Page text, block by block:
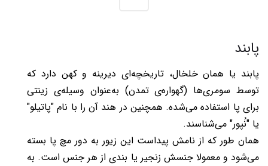
پابند
پابند یا همان خلخال، تاریخچه‌ای دیرینه و کهن دارد که
توسط سومری‌ها (گهواره‌ی تمدن) به‌عنوان وسیله‌ی زینتی
برای پا استفاده می‌شده. همچنین در هند آن را با نام "پاتیلو"
یا "نُپور" می‌شناسند.
همان طور که از نامش پیداست این زیور به دور مچ پا بسته
می‌شود و معمولا جنسش زنجیر یا بندی از هر جنس است. به